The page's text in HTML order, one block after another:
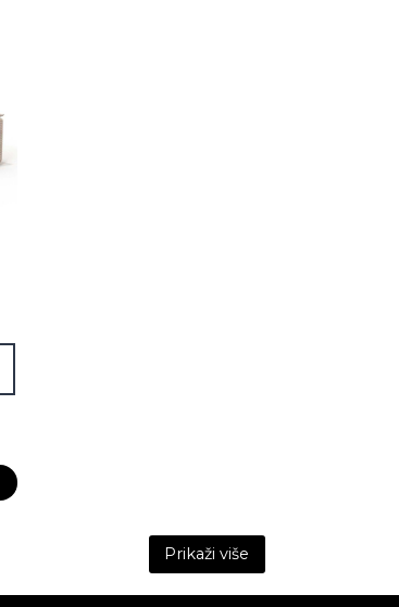
Prikaži više button to reveal the full content.
Prikaži više